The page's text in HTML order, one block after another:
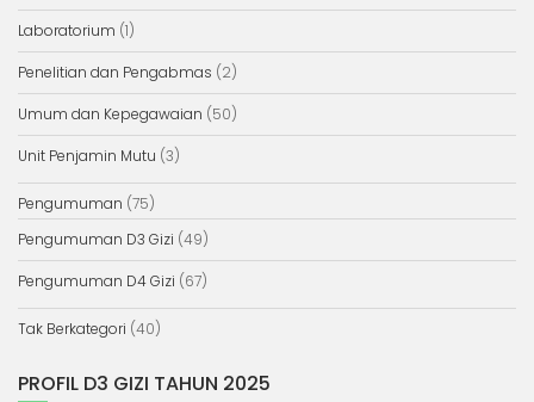
Laboratorium (1)
Penelitian dan Pengabmas (2)
Umum dan Kepegawaian (50)
Unit Penjamin Mutu (3)
Pengumuman (75)
Pengumuman D3 Gizi (49)
Pengumuman D4 Gizi (67)
Tak Berkategori (40)
PROFIL D3 GIZI TAHUN 2025